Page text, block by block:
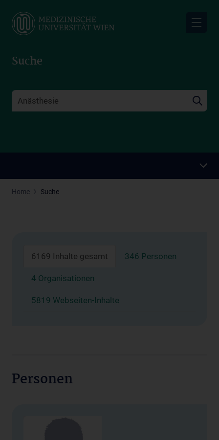
main
Suche
Home Suche
6169 Inhalte gesamt 346 Personen
4 Organisationen
5819 Webseiten-Inhalte
Personen